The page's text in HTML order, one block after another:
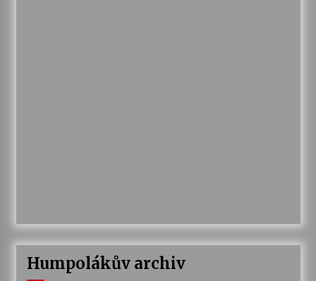
Humpolákův archiv